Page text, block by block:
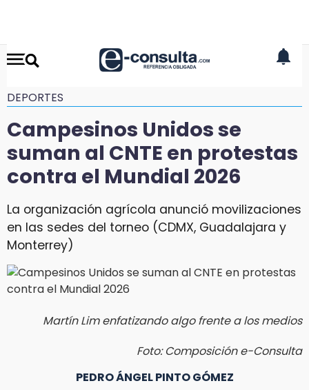
DEPORTES
Campesinos Unidos se
suman al CNTE en protestas
contra el Mundial 2026
La organización agrícola anunció movilizaciones
en las sedes del torneo (CDMX, Guadalajara y
Monterrey)
Martín Lim enfatizando algo frente a los medios
Foto: Composición e-Consulta
PEDRO ÁNGEL PINTO GÓMEZ